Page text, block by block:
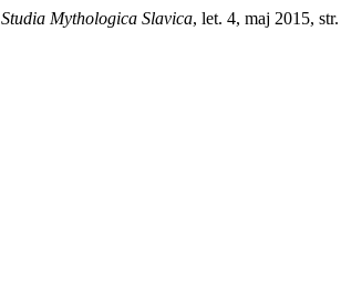
Studia Mythologica Slavica, let. 4, maj 2015,